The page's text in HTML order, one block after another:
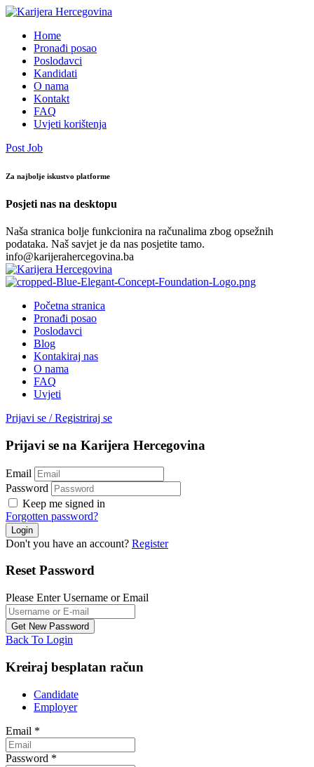
Home
Pronađi posao
Poslodavci
Kandidati
O nama
Kontakt
FAQ
Uvjeti korištenja
Post Job
Za najbolje iskustvo platforme
Posjeti nas na desktopu
Naša stranica bolje funkcionira na računalima zbog opsežnih
podataka. Naš savjet je da nas posjetite tamo.
info@karijerahercegovina.ba
Početna stranica
Pronađi posao
Poslodavci
Blog
Kontakiraj nas
O nama
FAQ
Uvjeti
Prijavi se / Registriraj se
Prijavi se na Karijera Hercegovina
Email
Password
Keep me signed in
Forgotten password?
Don't you have an account? Register
Reset Password
Please Enter Username or Email
Back To Login
Kreiraj besplatan račun
Candidate
Employer
Email *
Password *